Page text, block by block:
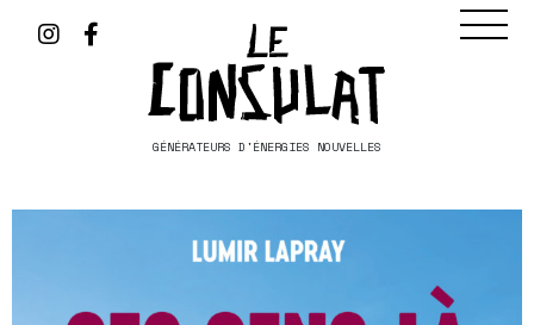
GÉNÉRATEURS D'ÉNERGIES NOUVELLES